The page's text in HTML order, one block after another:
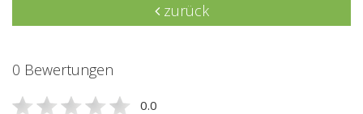
zurück
0 Bewertungen
0.0